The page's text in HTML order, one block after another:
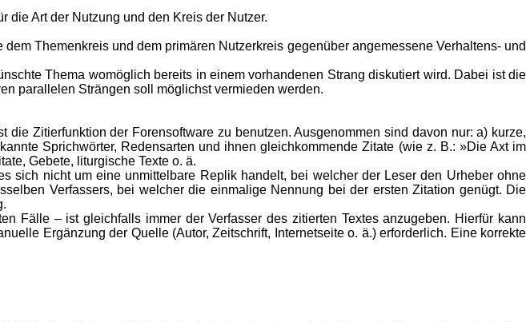
die Art der Nutzung und den Kreis der Nutzer.
Themenkreis und dem primären Nutzerkreis gegenüber angemessene Verhaltens- und
Thema womöglich bereits in einem vorhandenen Strang diskutiert wird. Dabei ist die
parallelen Strängen soll möglichst vermieden werden.
Zitierfunktion der Forensoftware zu benutzen. Ausgenommen sind davon nur: a) kurze,
Sprichwörter, Redensarten und ihnen gleichkommende Zitate (wie z. B.: »Die Axt im
Gebete, liturgische Texte o. ä.
sich nicht um eine unmittelbare Replik handelt, bei welcher der Leser den Urheber ohne
Verfassers, bei welcher die einmalige Nennung bei der ersten Zitation genügt. Die
Fälle – ist gleichfalls immer der Verfasser des zitierten Textes anzugeben. Hierfür kann
Ergänzung der Quelle (Autor, Zeitschrift, Internetseite o. ä.) erforderlich. Eine korrekte